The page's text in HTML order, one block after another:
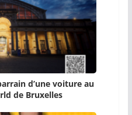
d’une voiture au
de Bruxelles